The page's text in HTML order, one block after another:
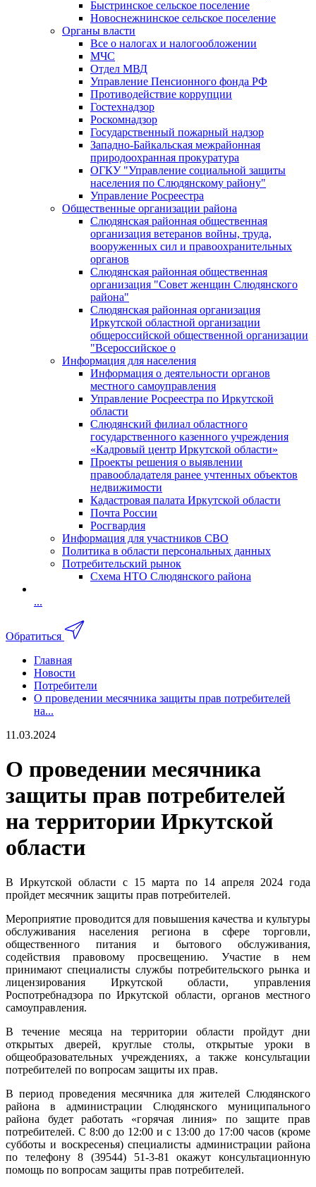
Быстринское сельское поселение
Новоснежнинское сельское поселение
Органы власти
Все о налогах и налогообложении
МЧС
Отдел МВД
Управление Пенсионного фонда РФ
Противодействие коррупции
Гостехнадзор
Роскомнадзор
Государственный пожарный надзор
Западно-Байкальская межрайонная
природоохранная прокуратура
ОГКУ "Управление социальной защиты
населения по Слюдянскому району"
Управление Росреестра
Общественные организации района
Слюдянская районная общественная
организация ветеранов войны, труда,
вооруженных сил и правоохранительных
органов
Слюдянская районная общественная
организация "Совет женщин Слюдянского
района"
Слюдянская районная организация
Иркутской областной организации
общероссийской общественной организации
"Всероссийское о
Информация для населения
Информация о деятельности органов
местного самоуправления
Управление Росреестра по Иркутской
области
Слюдянский филиал областного
государственного казенного учреждения
«Кадровый центр Иркутской области»
Проекты решения о выявлении
правообладателя ранее учтенных объектов
недвижимости
Кадастровая палата Иркутской области
Почта России
Росгвардия
Информация для участников СВО
Политика в области персональных данных
Потребительский рынок
Схема НТО Слюдянского района
...
Обратиться
Главная
Новости
Потребители
О проведении месячника защиты прав потребителей
на...
11.03.2024
О проведении месячника
защиты прав потребителей
на территории Иркутской
области
В Иркутской области с 15 марта по 14 апреля 2024 года
пройдет месячник защиты прав потребителей.
Мероприятие проводится для повышения качества и культуры
обслуживания населения региона в сфере торговли,
общественного питания и бытового обслуживания,
содействия правовому просвещению. Участие в нем
принимают специалисты службы потребительского рынка и
лицензирования Иркутской области, управления
Роспотребнадзора по Иркутской области, органов местного
самоуправления.
В течение месяца на территории области пройдут дни
открытых дверей, круглые столы, открытые уроки в
общеобразовательных учреждениях, а также консультации
потребителей по вопросам защиты их прав.
В период проведения месячника для жителей Слюдянского
района в администрации Слюдянского муниципального
района будет работать «горячая линия» по защите прав
потребителей. С 8:00 до 12:00 и с 13:00 до 17:00 часов (кроме
субботы и воскресенья) специалисты администрации района
по телефону 8 (39544) 51-3-81 окажут консультационную
помощь по вопросам защиты прав потребителей.